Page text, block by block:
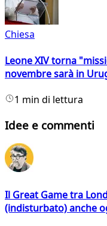
Chiesa
Leone XIV torna
novembre sarà in
1 min di lettura
Idee e commenti
Il Great Game tra
(indisturbato) anche